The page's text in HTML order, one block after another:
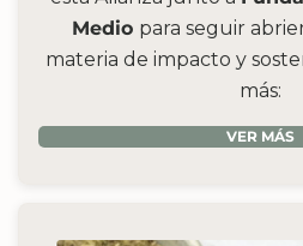
Medio para seguir
materia de impacto y
más:
VER MÁS